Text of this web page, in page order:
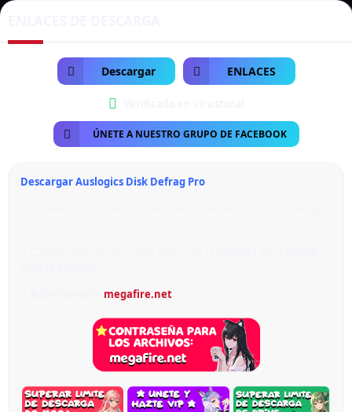
Descargar ENLACES
ÚNETE A NUESTRO GRUPO DE FACEBOOK
Descargar Auslogics Disk Defrag Pro
megafire.net